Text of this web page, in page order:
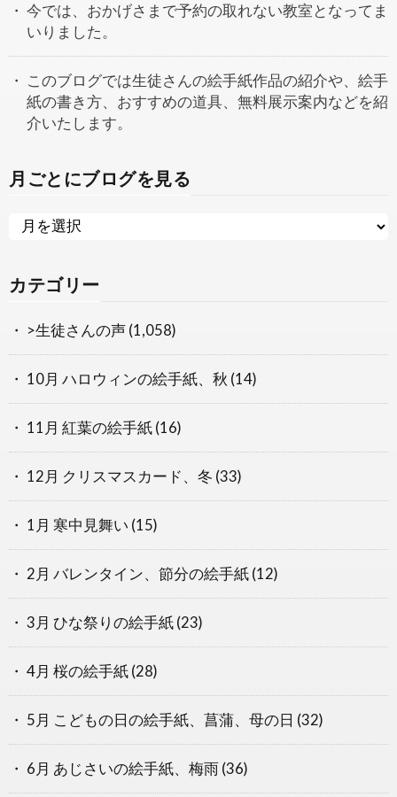
今では、おかげさまで予約の取れない教室となってま
いりました。
このブログでは生徒さんの絵手紙作品の紹介や、絵手
紙の書き方、おすすめの道具、無料展示案内などを紹
介いたします。
月ごとにブログを見る
カテゴリー
>生徒さんの声 (1,058)
10月 ハロウィンの絵手紙、秋 (14)
11月 紅葉の絵手紙 (16)
12月 クリスマスカード、冬 (33)
1月 寒中見舞い (15)
2月 バレンタイン、節分の絵手紙 (12)
3月 ひな祭りの絵手紙 (23)
4月 桜の絵手紙 (28)
5月 こどもの日の絵手紙、菖蒲、母の日 (32)
6月 あじさいの絵手紙、梅雨 (36)